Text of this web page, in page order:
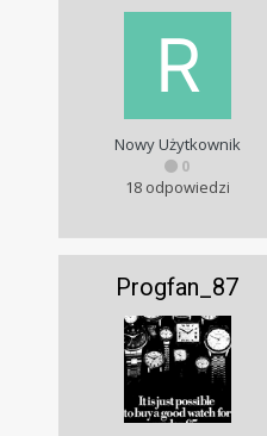
Nowy Użytkownik
0
18 odpowiedzi
Progfan_87